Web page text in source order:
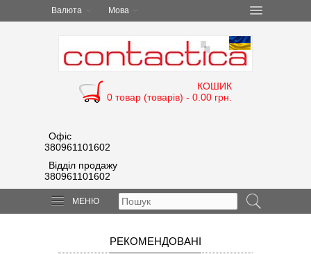
Валюта Мова
КОШИК
0 товар (товарів) - 0.00 грн.
Офіс
380961101602
Відділ продажу
380961101602
МЕНЮ
РЕКОМЕНДОВАНІ